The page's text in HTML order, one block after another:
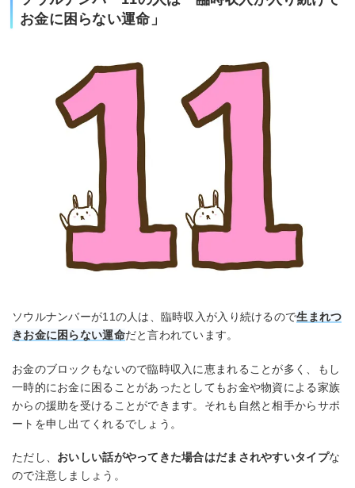
お金に困らない運命」
ソウルナンバーが11の人は、臨時収入が入り続けるので生まれつ
きお金に困らない運命だと言われています。
お金のブロックもないので臨時収入に恵まれることが多く、もし
一時的にお金に困ることがあったとしてもお金や物資による家族
からの援助を受けることができます。それも自然と相手からサポ
ートを申し出てくれるでしょう。
ただし、 おいしい話がやってきた場合はだまされやすいタイプな
ので注意しましょう。